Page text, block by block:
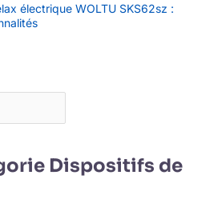
électrique WOLTU SKS62sz :
Dispositifs de